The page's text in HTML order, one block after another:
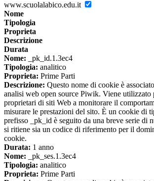
www.scuolalabico.edu.it
Nome
Tipologia
Proprieta
Descrizione
Durata
Nome: _pk_id.1.3ec4
Tipologia: analitico
Proprieta: Prime Parti
Descrizione: Questo nome di cookie è
analisi web open source Piwik. Viene utilizzato
proprietari di siti Web a monitorare il
misurare le prestazioni del sito. È un cookie di
prefisso _pk_id è seguito da una breve serie di
si ritiene sia un codice di riferimento per il
cookie.
Durata: 1 anno
Nome: _pk_ses.1.3ec4
Tipologia: analitico
Proprieta: Prime Parti